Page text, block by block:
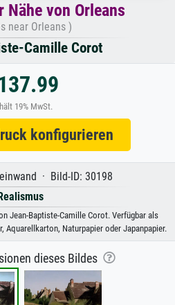
Nähe von Orleans
near Orleans )
Camille Corot
19% MwSt.
konfigurieren
· Bild-ID: 30198
Realismus
Jean-Baptiste-Camille Corot. Verfügbar als
Aquarellkarton, Naturpapier oder Japanpapier.
dieses Bildes